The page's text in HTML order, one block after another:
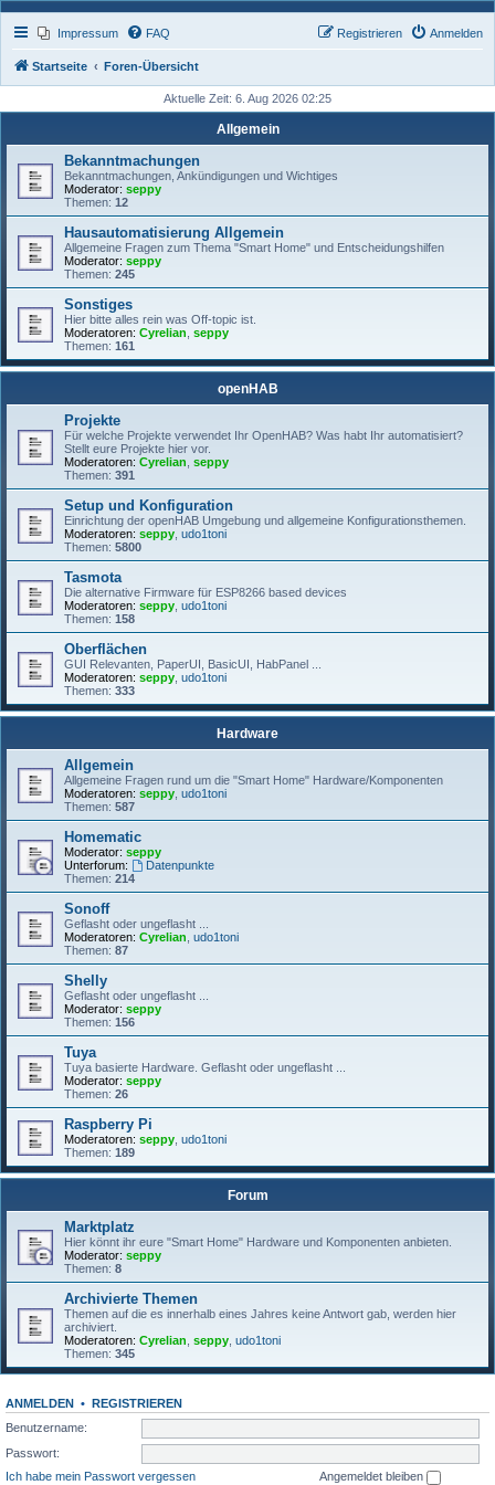
Impressum FAQ Anmelden
Registrieren
Startseite Foren-Übersicht
Aktuelle Zeit: 6. Aug 2026 02:25
Allgemein
Bekanntmachungen
Bekanntmachungen, Ankündigungen und Wichtiges
Moderator: seppy
Themen: 12
Hausautomatisierung Allgemein
Allgemeine Fragen zum Thema "Smart Home" und Entscheidungshilfen
Moderator: seppy
Themen: 245
Sonstiges
Hier bitte alles rein was Off-topic ist.
Moderatoren: Cyrelian seppy
Themen: 161
openHAB
Projekte
Für welche Projekte verwendet Ihr OpenHAB? Was habt Ihr automatisiert?
Stellt eure Projekte hier vor.
Moderatoren: Cyrelian seppy
Themen: 391
Setup und Konfiguration
Einrichtung der openHAB Umgebung und allgemeine Konfigurationsthemen.
Moderatoren: seppy udo1toni
Themen: 5800
Tasmota
Die alternative Firmware für ESP8266 based devices
Moderatoren: seppy udo1toni
Themen: 158
Oberflächen
GUI Relevanten, PaperUI, BasicUI, HabPanel ...
Moderatoren: seppy udo1toni
Themen: 333
Hardware
Allgemein
Allgemeine Fragen rund um die "Smart Home" Hardware/Komponenten
Moderatoren: seppy udo1toni
Themen: 587
Homematic
Moderator: seppy
Unterforum:
Datenpunkte
Themen: 214
Sonoff
Geflasht oder ungeflasht ...
Moderatoren: Cyrelian udo1toni
Themen: 87
Shelly
Geflasht oder ungeflasht ...
Moderator: seppy
Themen: 156
Tuya
Tuya basierte Hardware. Geflasht oder ungeflasht ...
Moderator: seppy
Themen: 26
Raspberry Pi
Moderatoren: seppy udo1toni
Themen: 189
Forum
Marktplatz
Hier könnt ihr eure "Smart Home" Hardware und Komponenten anbieten.
Moderator: seppy
Themen: 8
Archivierte Themen
Themen auf die es innerhalb eines Jahres keine Antwort gab, werden hier
archiviert.
Moderatoren: Cyrelian seppy udo1toni
Themen: 345
ANMELDEN • REGISTRIEREN
Benutzername:
Passwort:
Ich habe mein Passwort vergessen
Angemeldet bleiben